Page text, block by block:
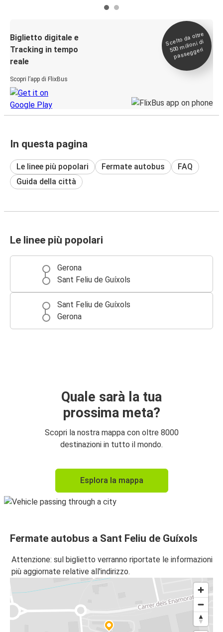
Biglietto digitale e
Tracking in tempo
reale
Scopri l’app di FlixBus
Scelto da oltre
500
milioni di
passeggeri
In questa pagina
Le linee più popolari Fermate autobus
FAQ
Guida della città
Le linee più popolari
Gerona
Sant Feliu de Guíxols
Sant Feliu de Guíxols
Gerona
Quale sarà la tua
prossima meta?
Scopri la nostra mappa con oltre 8000
destinazioni in tutto il mondo.
Esplora la mappa
Fermate autobus a Sant Feliu de Guíxols
Attenzione: sul biglietto verranno riportate le informazioni
più aggiornate relative all'indirizzo.